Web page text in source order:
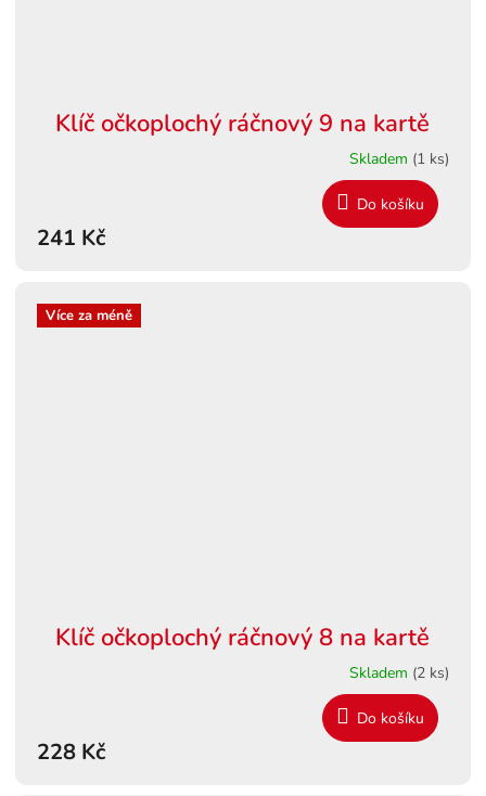
Klíč očkoplochý ráčnový 9 na kartě
Skladem (1 ks)
241 Kč
Do košíku
Více za méně
Klíč očkoplochý ráčnový 8 na kartě
Skladem (2 ks)
228 Kč
Do košíku